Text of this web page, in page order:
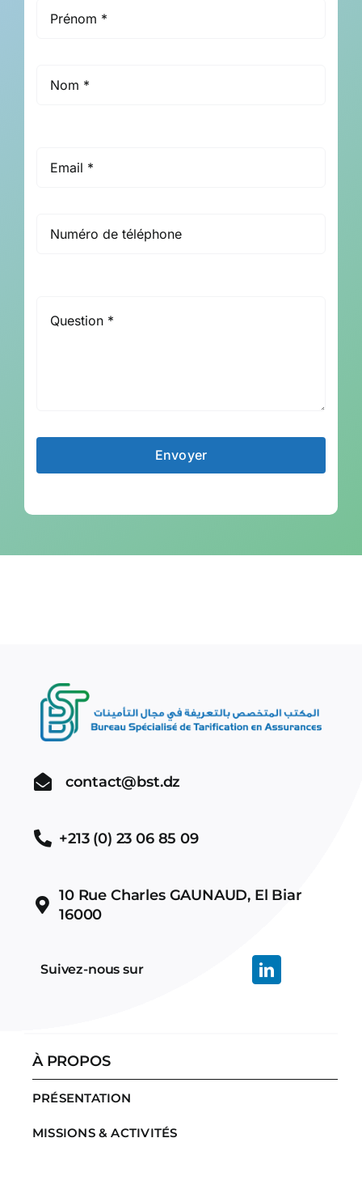
Envoyer
contact@bst.dz
+213 (0) 23 06 85 09
10 Rue Charles GAUNAUD, El Biar
16000
Suivez-nous sur
À PROPOS
PRÉSENTATION
MISSIONS & ACTIVITÉS